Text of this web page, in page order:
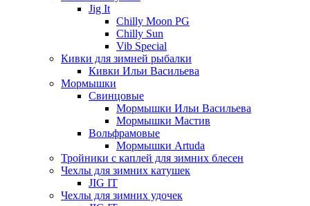
Jig It
Chilly Moon PG
Chilly Sun
Vib Special
Кивки для зимней рыбалки
Кивки Ильи Васильева
Мормышки
Свинцовые
Мормышки Ильи Васильева
Мормышки Мастив
Вольфрамовые
Мормышки Artuda
Тройники с каплей для зимних блесен
Чехлы для зимних катушек
JIG IT
Чехлы для зимних удочек